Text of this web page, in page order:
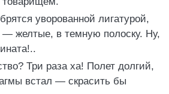
уворованной лигатурой,
желтые, в темную полоску. Ну,
Три раза ха! Полет долгий,
встал — скрасить бы